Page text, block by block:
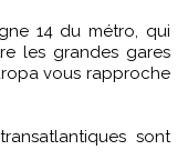
14 du métro, qui
les grandes gares
vous rapproche
sont